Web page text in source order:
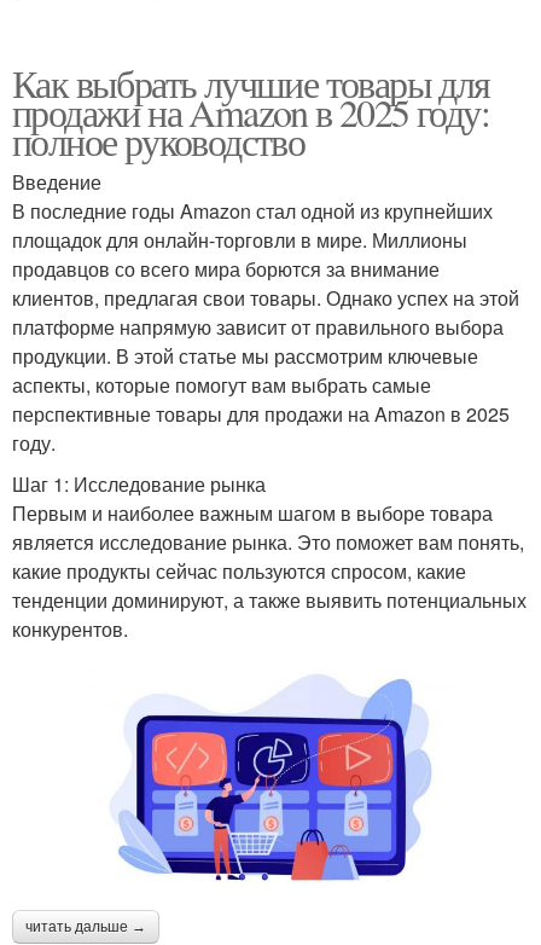
Как выбрать лучшие товары для
продажи на Amazon в 2025 году:
полное руководство
Введение
В последние годы Amazon стал одной из крупнейших
площадок для онлайн-торговли в мире. Миллионы
продавцов со всего мира борются за внимание
клиентов, предлагая свои товары. Однако успех на этой
платформе напрямую зависит от правильного выбора
продукции. В этой статье мы рассмотрим ключевые
аспекты, которые помогут вам выбрать самые
перспективные товары для продажи на Amazon в 2025
году.
Шаг 1: Исследование рынка
Первым и наиболее важным шагом в выборе товара
является исследование рынка. Это поможет вам понять,
какие продукты сейчас пользуются спросом, какие
тенденции доминируют, а также выявить потенциальных
конкурентов.
читать дальше →